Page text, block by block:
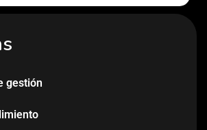
gestión